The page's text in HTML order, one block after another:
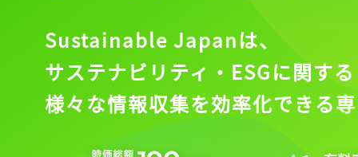
Sustainable Japanは、
サステナビリティ・ESGに関する
様々な情報収集を効率化できる